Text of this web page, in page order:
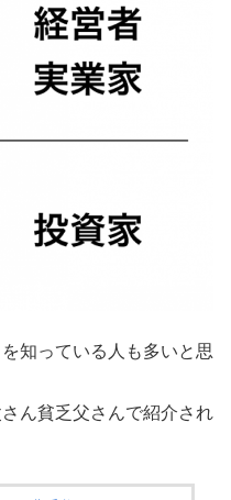
知っている人も多いと思
ん貧乏父さんで紹介され